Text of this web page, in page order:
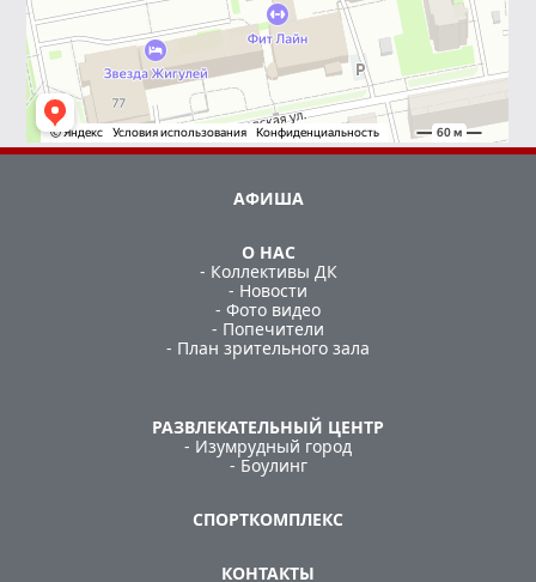
АФИША
О НАС
- Коллективы ДК
- Новости
- Фото видео
- Попечители
- План зрительного зала
РАЗВЛЕКАТЕЛЬНЫЙ ЦЕНТР
- Изумрудный город
- Боулинг
СПОРТКОМПЛЕКС
КОНТАКТЫ